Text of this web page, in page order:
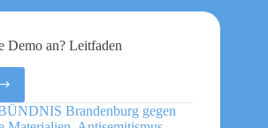
Demo an? Leitfaden
Brandenburg gegen